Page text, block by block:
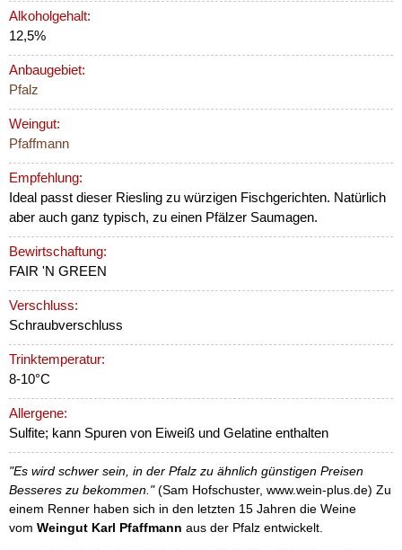
Alkoholgehalt:
12,5%
Anbaugebiet:
Pfalz
Weingut:
Pfaffmann
Empfehlung:
Ideal passt dieser Riesling zu würzigen Fischgerichten. Natürlich
aber auch ganz typisch, zu einen Pfälzer Saumagen.
Bewirtschaftung:
FAIR 'N GREEN
Verschluss:
Schraubverschluss
Trinktemperatur:
8-10°C
Allergene:
Sulfite; kann Spuren von Eiweiß und Gelatine enthalten
"Es wird schwer sein, in der Pfalz zu ähnlich günstigen Preisen
Besseres zu bekommen."(Sam Hofschuster, www.wein-plus.de) Zu
einem Renner haben sich in den letzten 15 Jahren die Weine
vom Weingut Karl Pfaffmann aus der Pfalz entwickelt.